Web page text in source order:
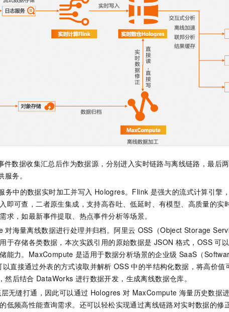
件数据收集汇总后作为数据源，分别进入实时链路与离线链路，最后
务。
务中的数据实时加工并写入 Hologres。Flink 是强大的流式计算引擎
即可查，二者原生集成，支持高吞吐、低延时、有模型、高质量的实
求，如最新事件提取、热点事件分析等场景。
对海量离线数据进行处理并归档。阿里云 OSS（Object Storage
于存储各类数据，本次实践引用的原始数据是 JSON 格式，OSS 可
能力。MaxCompute 是适用于数据分析场景的企业级 SaaS（
直接通过外表的方式读取并解析 OSS 中的半结构化数据，将高价值
然后结合 DataWorks 进行数据开发，生成离线数据仓库。
无缝打通，因此可以通过 Hologres 对 MaxCompute 海量历史数据
低频高性能查询需求。还可以轻松实现通过离线链路对实时数据的修
即刻拥有 DeepSeek-R1 满血版 超强辅助，Bolt.diy 一步搞定创